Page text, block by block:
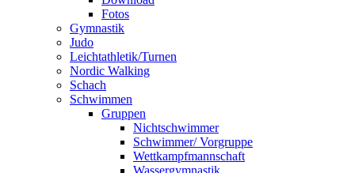
Fotos
Gymnastik
Judo
Leichtathletik/Turnen
Nordic Walking
Schach
Schwimmen
Gruppen
Nichtschwimmer
Schwimmer/ Vorgruppe
Wettkampfmannschaft
Wassergymnastik